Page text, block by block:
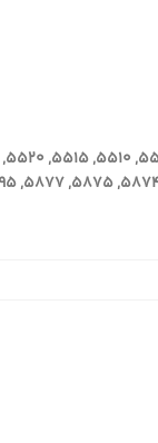
390-1, 5005, 5010, 5015, 5311, 5314, 5412, 5414, 5416, 5441, 5474, 5476, 5478, 5486, 5503, 5504, 5505, 5506, 5507, 5510, 5515, 5520,